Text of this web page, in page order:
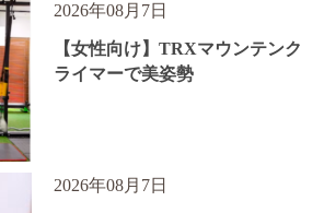
2026年08月7日
【女性向け】TRXマウンテンク
ライマーで美姿勢
2026年08月7日